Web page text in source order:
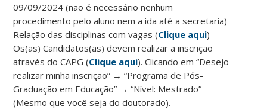
09/09/2024 (não é necessário nenhum
procedimento pelo aluno nem a ida até a secretaria)
Relação das disciplinas com vagas (Clique aqui)
Os(as) Candidatos(as) devem realizar a inscrição
através do CAPG (Clique aqui). Clicando em “Desejo
realizar minha inscrição” → “Programa de Pós-
Graduação em Educação” → “Nível: Mestrado”
(Mesmo que você seja do doutorado).